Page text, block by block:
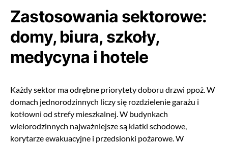
Zastosowania sektorowe:
domy, biura, szkoły,
medycyna i hotele
Każdy sektor ma odrębne priorytety doboru drzwi ppoż. W
domach jednorodzinnych liczy się rozdzielenie garażu i
kotłowni od strefy mieszkalnej. W budynkach
wielorodzinnych najważniejsze są klatki schodowe,
korytarze ewakuacyjne i przedsionki pożarowe. W